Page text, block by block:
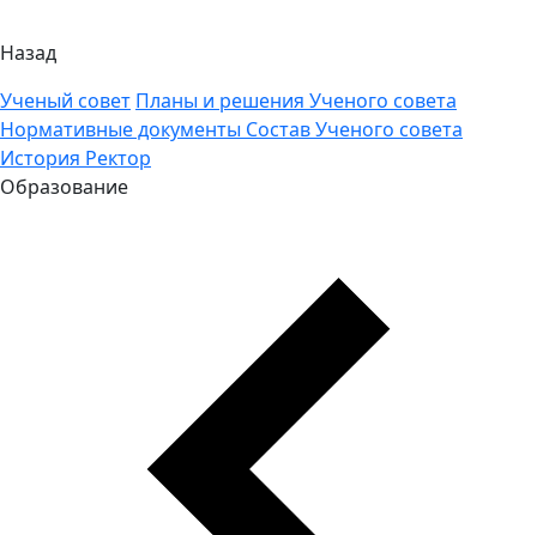
Назад
Ученый совет Планы и решения Ученого совета
Нормативные документы Состав Ученого совета
История Ректор
Образование